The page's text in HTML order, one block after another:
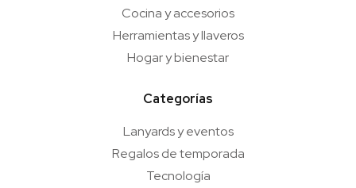
Cocina y accesorios
Herramientas y llaveros
Hogar y bienestar
Categorías
Lanyards y eventos
Regalos de temporada
Tecnología